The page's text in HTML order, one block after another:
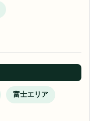
富士エリア